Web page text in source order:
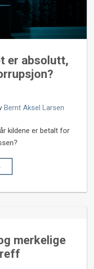
er absolutt,
Bernt Aksel Larsen
kildene er betalt for
merkelige